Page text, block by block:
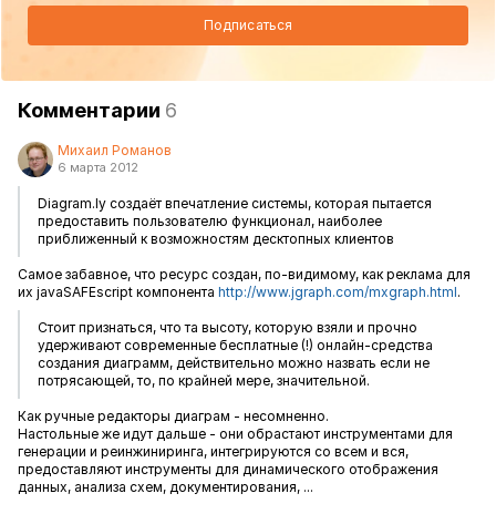
Подписаться
Комментарии 6
Михаил Романов
6 марта 2012
Diagram.ly создаёт впечатление системы, которая пытается
предоставить пользователю функционал, наиболее
приближенный к возможностям десктопных клиентов
Самое забавное, что ресурс создан, по-видимому, как реклама для
их javaSAFEscript компонента http://www.jgraph.com/mxgraph.html.
Стоит признаться, что та высоту, которую взяли и прочно
удерживают современные бесплатные (!) онлайн-средства
создания диаграмм, действительно можно назвать если не
потрясающей, то, по крайней мере, значительной.
Как ручные редакторы диаграм - несомненно.
Настольные же идут дальше - они обрастают инструментами для
генерации и реинжиниринга, интегрируются со всем и вся,
предоставляют инструменты для динамического отображения
данных, анализа схем, документирования, ...